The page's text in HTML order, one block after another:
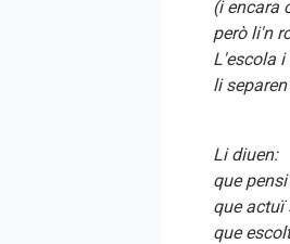
(i encara
però li'n
L'escola
li
Li diuen:
que
que actuï
que